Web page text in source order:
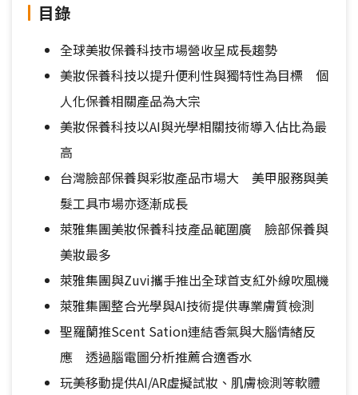
目錄
全球美妝保養科技市場營收呈成長趨勢
美妝保養科技以提升便利性與獨特性為目標 個
人化保養相關產品為大宗
美妝保養科技以AI與光學相關技術導入佔比為最
高
台灣臉部保養與彩妝產品市場大 美甲服務與美
髮工具市場亦逐漸成長
萊雅集團美妝保養科技產品範圍廣 臉部保養與
美妝最多
萊雅集團與Zuvi攜手推出全球首支紅外線吹風機
萊雅集團整合光學與AI技術提供專業膚質檢測
聖羅蘭推Scent Sation連結香氣與大腦情緒反
應 透過腦電圖分析推薦合適香水
玩美移動提供AI/AR虛擬試妝、肌膚檢測等軟體